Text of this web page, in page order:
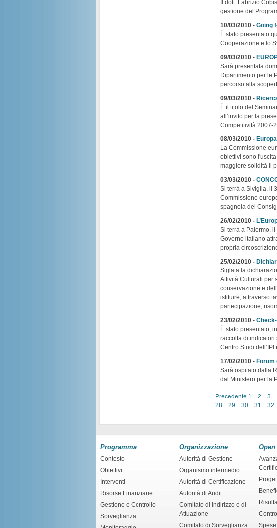
Il dott. Fabrizio
gestione del
10/03/2010 - Going
È stato presentato
Cooperazione e lo
09/03/2010 -
Sarà presentata
Dipartimento per le
percorso alla
09/03/2010 -
È il titolo del
all’invito per la
Competitività 2007-
08/03/2010 -
La Commissione
obiettivi sono
maggiore solidità il
03/03/2010 -
Si terrà a Siviglia, il
Commissione
spagnola del
26/02/2010 -
Si terrà a Palermo,
Governo italiano
propria
25/02/2010 -
Siglata la
Attività Culturali per
conservazione e
istituire, attraverso
partecipazione,
23/02/2010 -
È stato presentato,
raccolta di indicatori
Centro Studi dell’IPI
17/02/2010 - Forum
Sarà ospitato dalla
dal Ministero per la
Precedente 1 2 3
28
29 30 31 32
Programma
Contesto
Obiettivi
Interventi
Risorse Finanziarie
Gestione e Controllo
Sorveglianza
Organizzazione
Autorità di Gestione
Organismo intermedio
Autorità di Certificazione
Autorità di Audit
Comitato di Indirizzo e di
Attuazione
Comitato di Sorveglianza
Open